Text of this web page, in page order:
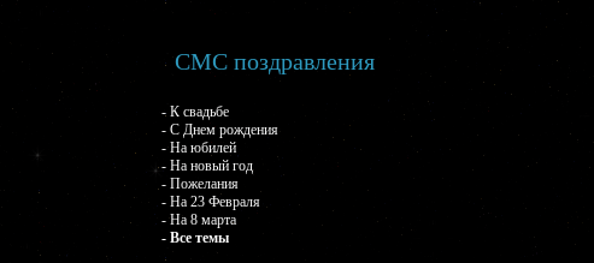
СМС поздравления
- К свадьбе
- С Днем рождения
- На юбилей
- На новый год
- Пожелания
- На 23 Февраля
- На 8 марта
- Все темы